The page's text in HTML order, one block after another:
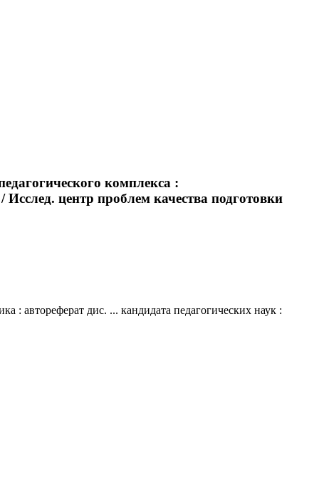
комплекса :
центр проблем качества подготовки
: автореферат дис. ... кандидата педагогических наук :